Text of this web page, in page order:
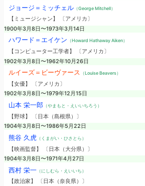
ジョージ＝ミッチェル（George Mitchell）
【ミュージシャン】 〔アメリカ〕
1900年3月8日〜1973年3月14日
ハワード＝エイケン （Howard Hathaway Aiken）
【コンピューター工学者】 〔アメリカ〕
1902年3月8日〜1962年10月26日
ルイーズ＝ビーヴァース （Louise Beavers）
【女優】 〔アメリカ〕
1902年3月8日〜1979年12月15日
山本 栄一郎（やまもと・えいいちろう）
【野球】 〔日本（島根県）〕
1904年3月8日〜1986年5月22日
熊谷 久虎（くまがい・ひさとら）
【映画監督】 〔日本（大分県）〕
1904年3月8日〜1971年4月27日
西村 栄一（にしむら・えいいち）
【政治家】 〔日本（奈良県）〕